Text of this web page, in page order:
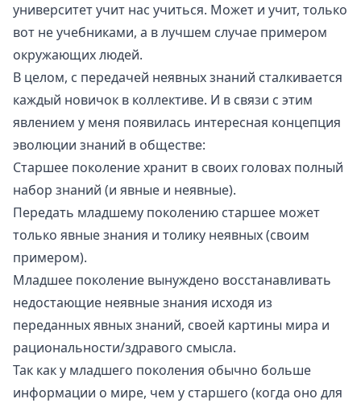
университет учит нас учиться. Может и учит, только
вот не учебниками, а в лучшем случае примером
окружающих людей.
В целом, с передачей неявных знаний сталкивается
каждый новичок в коллективе. И в связи с этим
явлением у меня появилась интересная концепция
эволюции знаний в обществе:
Старшее поколение хранит в своих головах полный
набор знаний (и явные и неявные).
Передать младшему поколению старшее может
только явные знания и толику неявных (своим
примером).
Младшее поколение вынуждено восстанавливать
недостающие неявные знания исходя из
переданных явных знаний, своей картины мира и
рациональности/здравого смысла.
Так как у младшего поколения обычно больше
информации о мире, чем у старшего (когда оно для